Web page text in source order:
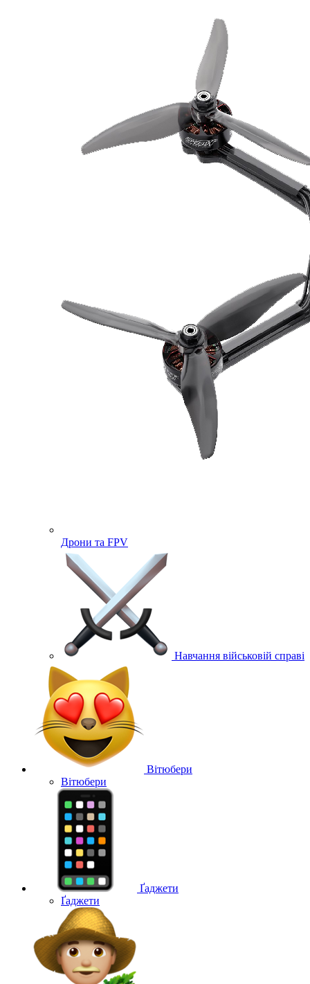
Дрони та FPV
Навчання військовій справі
Вітюбери
Вітюбери
Ґаджети
Ґаджети